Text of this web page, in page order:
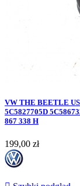
VW THE BEETLE
5C5827705D
867 338 H
Cena
199,00 zł